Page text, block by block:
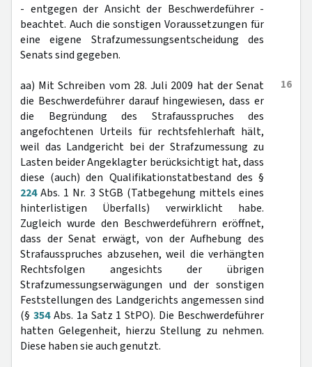
- entgegen der Ansicht der Beschwerdeführer -
beachtet. Auch die sonstigen Voraussetzungen für
eine eigene Strafzumessungsentscheidung des
Senats sind gegeben.
16
aa) Mit Schreiben vom 28. Juli 2009 hat der Senat
die Beschwerdeführer darauf hingewiesen, dass er
die Begründung des Strafausspruches des
angefochtenen Urteils für rechtsfehlerhaft hält,
weil das Landgericht bei der Strafzumessung zu
Lasten beider Angeklagter berücksichtigt hat, dass
diese (auch) den Qualifikationstatbestand des §
224Abs. 1 Nr. 3 StGB (Tatbegehung mittels eines
hinterlistigen Überfalls) verwirklicht habe.
Zugleich wurde den Beschwerdeführern eröffnet,
dass der Senat erwägt, von der Aufhebung des
Strafausspruches abzusehen, weil die verhängten
Rechtsfolgen angesichts der übrigen
Strafzumessungserwägungen und der sonstigen
Feststellungen des Landgerichts angemessen sind
(§ 354Abs. 1a Satz 1 StPO). Die Beschwerdeführer
hatten Gelegenheit, hierzu Stellung zu nehmen.
Diese haben sie auch genutzt.